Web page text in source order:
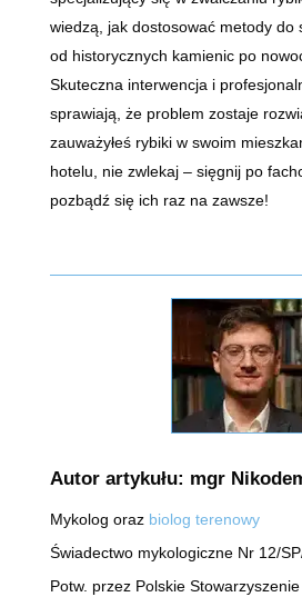
wiedzą, jak dostosować metody do
od historycznych kamienic po
Skuteczna interwencja i
sprawiają, że problem zostaje
zauważyłeś rybiki w swoim
hotelu, nie zwlekaj – sięgnij po
pozbądź się ich raz na zawsze!
Autor artykułu: mgr
Mykolog oraz biolog terenowy
Świadectwo mykologiczne Nr 12/
Potw. przez Polskie